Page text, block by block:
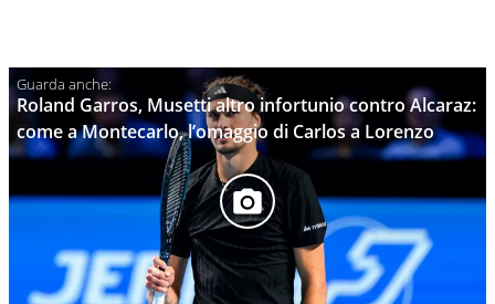
Roland Garros, Musetti altro infortunio contro Alcaraz:
come a Montecarlo, l’omaggio di Carlos a Lorenzo